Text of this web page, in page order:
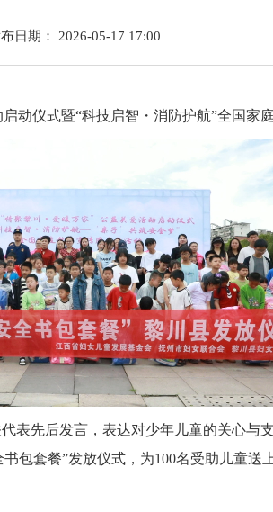
日期： 2026-05-17 17:00
动仪式暨“科技启智・消防护航”全国家
表先后发言，表达对少年儿童的关心与
包套餐”发放仪式，为100名受助儿童送